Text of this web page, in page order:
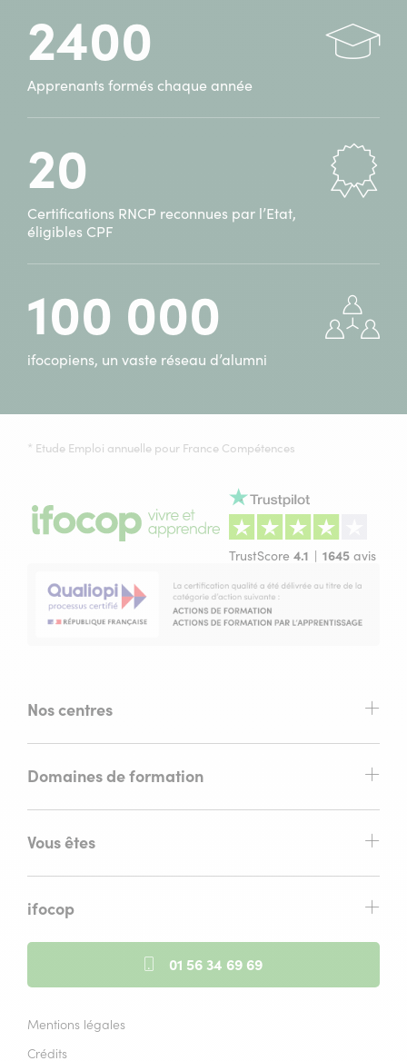
2400
Apprenants formés chaque année
20
Certifications RNCP reconnues par l’Etat,
éligibles CPF
100 000
ifocopiens, un vaste réseau d’alumni
* Etude Emploi annuelle pour France Compétences
TrustScore 4.1 1645 avis
Nos centres
Domaines de formation
Vous êtes
ifocop
01 56 34 69 69
Mentions légales
Crédits